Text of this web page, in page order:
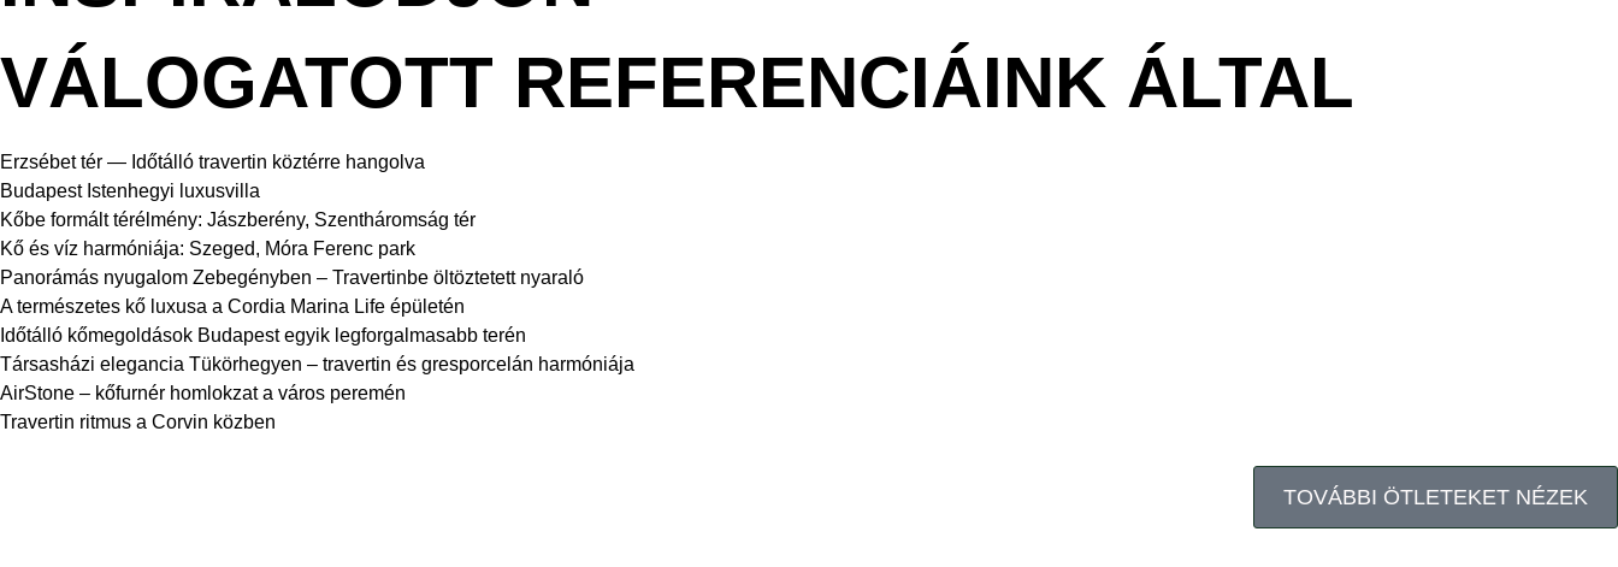
VÁLOGATOTT REFERENCIÁINK ÁLTAL
Erzsébet tér — Időtálló travertin köztérre hangolva
Budapest Istenhegyi luxusvilla
Kőbe formált térélmény: Jászberény, Szentháromság tér
Kő és víz harmóniája: Szeged, Móra Ferenc park
Panorámás nyugalom Zebegényben – Travertinbe öltöztetett nyaraló
A természetes kő luxusa a Cordia Marina Life épületén
Időtálló kőmegoldások Budapest egyik legforgalmasabb terén
Társasházi elegancia Tükörhegyen – travertin és gresporcelán harmóniája
AirStone – kőfurnér homlokzat a város peremén
Travertin ritmus a Corvin közben
TOVÁBBI ÖTLETEKET NÉZEK